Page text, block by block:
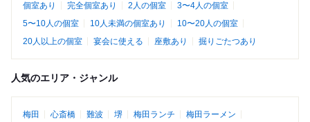
個室あり 完全個室あり 2人の個室
3〜4人の個室
5〜10人の個室
10人未満の個室あり
10〜20人の個室
20人以上の個室
宴会に使える 座敷あり 掘りごたつあり
人気のエリア・ジャンル
梅田 心斎橋 難波 堺 梅田ランチ
梅田ラーメン